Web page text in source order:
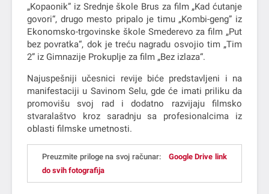
„Kopaonik” iz Srednje škole Brus za film „Kad ćutanje
govori“, drugo mesto pripalo je timu „Kombi-geng” iz
Ekonomsko-trgovinske škole Smederevo za film „Put
bez povratka“, dok je treću nagradu osvojio tim „Tim
2” iz Gimnazije Prokuplje za film „Bez izlaza“.
Najuspešniji učesnici revije biće predstavljeni i na
manifestaciji u Savinom Selu, gde će imati priliku da
promovišu svoj rad i dodatno razvijaju filmsko
stvaralaštvo kroz saradnju sa profesionalcima iz
oblasti filmske umetnosti.
Preuzmite priloge na svoj računar:
Google Drive link
do svih fotografija